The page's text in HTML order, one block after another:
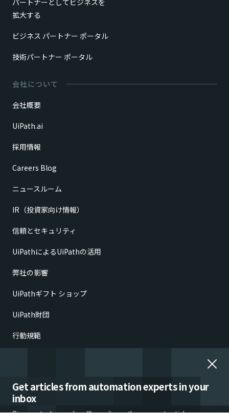
Get articles from automation experts in your
inbox
パートナーとしてビジネスを
拡大する
ビジネス パートナー ポータル
技術パートナー ポータル
会社について
会社概要
UiPath.ai
採用情報
Careers Blog
ニュースルーム
IR（投資家向け情報）
信頼とセキュリティ
UiPathによるUiPathの活用
弊社の影響
UiPathギフト ショップ
UiPath財団
行動規範